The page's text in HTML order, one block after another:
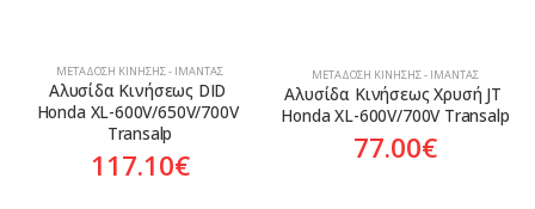
ΜΕΤΆΔΟΣΗ ΚΊΝΗΣΗΣ - ΙΜΆΝΤΑΣ
Αλυσίδα Κινήσεως DID
Honda XL-600V/650V/700V
Transalp
117.10€
ΜΕΤΆΔΟΣΗ ΚΊΝΗΣΗΣ - ΙΜΆΝΤΑΣ
Αλυσίδα Κινήσεως Χρυσή JT
Honda XL-600V/700V Transalp
77.00€